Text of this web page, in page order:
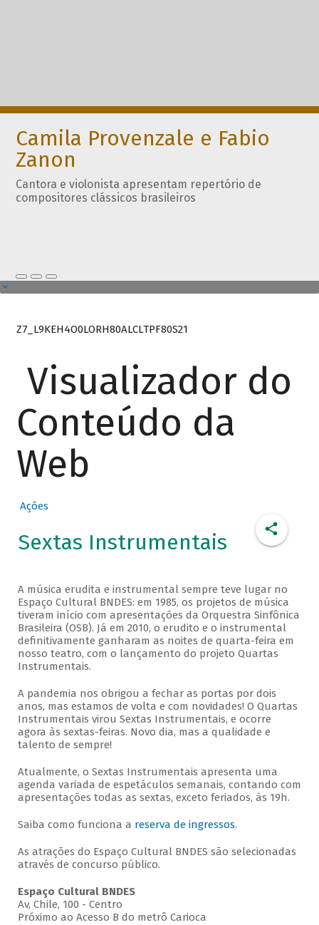
Camila Provenzale e Fabio
Zanon
Cantora e violonista apresentam repertório de
compositores clássicos brasileiros
Z7_L9KEH4O0LORH80ALCLTPF80S21
Visualizador do
Conteúdo da
Web
Ações
Sextas Instrumentais
A música erudita e instrumental sempre teve lugar no
Espaço Cultural BNDES: em 1985, os projetos de música
tiveram início com apresentações da Orquestra Sinfônica
Brasileira (OSB). Já em 2010, o erudito e o instrumental
definitivamente ganharam as noites de quarta-feira em
nosso teatro, com o lançamento do projeto Quartas
Instrumentais.
A pandemia nos obrigou a fechar as portas por dois
anos, mas estamos de volta e com novidades! O Quartas
Instrumentais virou Sextas Instrumentais, e ocorre
agora às sextas-feiras. Novo dia, mas a qualidade e
talento de sempre!
Atualmente, o Sextas Instrumentais apresenta uma
agenda variada de espetáculos semanais, contando com
apresentações todas as sextas, exceto feriados, às 19h.
Saiba como funciona a reserva de ingressos.
As atrações do Espaço Cultural BNDES são selecionadas
através de concurso público.
Espaço Cultural BNDES
Av, Chile, 100 - Centro
Próximo ao Acesso B do metrô Carioca